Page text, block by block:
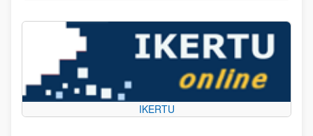
IKERTU